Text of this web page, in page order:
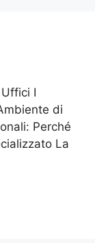
I
di
Perché
La